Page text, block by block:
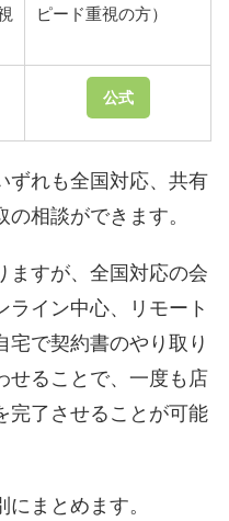
ピード重視の方）
公式
ずれも全国対応、共有
相談ができます。
ますが、全国対応の会
イン中心、リモート
宅で契約書のやり取り
せることで、一度も店
完了させることが可能
まとめます。